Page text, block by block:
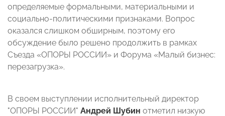
определяемые формальными, материальными и
социально-политическими признаками. Вопрос
оказался слишком обширным, поэтому его
обсуждение было решено продолжить в рамках
Съезда «ОПОРЫ РОССИИ» и Форума «Малый бизнес:
перезагрузка».
В своем выступлении исполнительный директор
"ОПОРЫ РОССИИ" Андрей Шубин отметил низкую